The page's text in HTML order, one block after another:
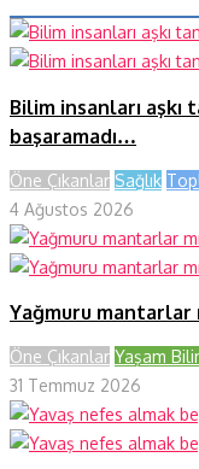
Bilim insanları aşkı
başaramadı…
Öne Çıkanlar Sağlık
4 Ağustos 2026
Yağmuru mantarlar
Öne Çıkanlar Yaşam
31 Temmuz 2026